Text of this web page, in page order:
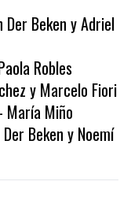
Beken y Adriel
Robles
y Marcelo Fiori
María Miño
Beken y Noemí